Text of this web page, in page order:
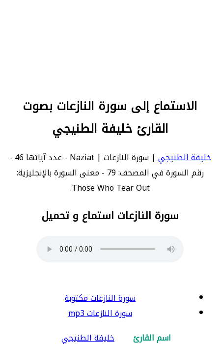
الاستماع إلى سورة النازعات بصوت
القارئ خليفة الطنيجي
خليفة الطنيجي
| سورة النازعات | Naziat - عدد آياتها 46 -
رقم السورة في المصحف: 79 - معنى السورة بالإنجليزية:
Those Who Tear Out.
سورة النازعات استماع و تحميل
سورة النازعات مكتوبة
سورة النازعات mp3
اسم القارئ
خليفة الطنيجي